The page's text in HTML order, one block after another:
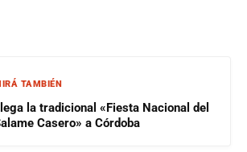
TAMBIÉN
la tradicional «Fiesta Nacional del
Casero» a Córdoba